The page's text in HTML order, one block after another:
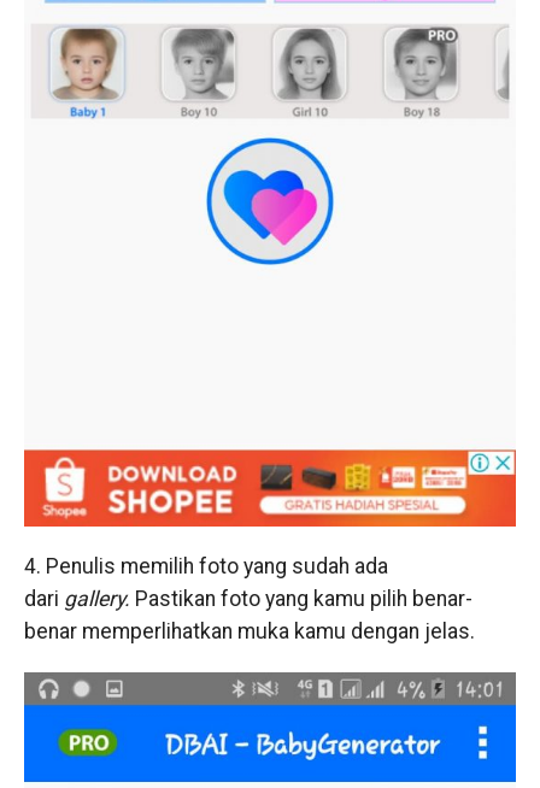
4. Penulis memilih foto yang sudah ada
dari gallery. Pastikan foto yang kamu pilih benar-
benar memperlihatkan muka kamu dengan jelas.